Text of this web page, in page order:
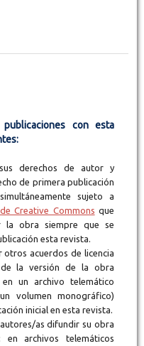
con esta
derechos de autor y
de primera publicación
sujeto a
Creative Commons que
la obra siempre que se
esta revista.
acuerdos de licencia
la versión de la obra
un archivo telemático
volumen monográfico)
inicial en esta revista.
as difundir su obra
archivos telemáticos